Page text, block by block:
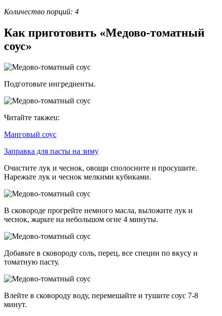
Количество порций: 4
Как приготовить «Медово-томатный
соус»
Подготовьте ингредиенты.
Читайте такжеu:
Манговый соус
Заправка для пасты на зиму
Очистите лук и чеснок, овощи сполосните и просушите.
Нарежьте лук и чеснок мелкими кубиками.
В сковороде прогрейте немного масла, выложите лук и
чеснок, жарьте на небольшом огне 4 минуты.
Добавьте в сковороду соль, перец, все специи по вкусу и
томатную пасту.
Влейте в сковороду воду, перемешайте и тушите соус 7-8
минут.